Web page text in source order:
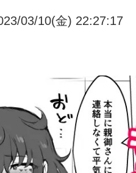
03/10(金) 22:27:17